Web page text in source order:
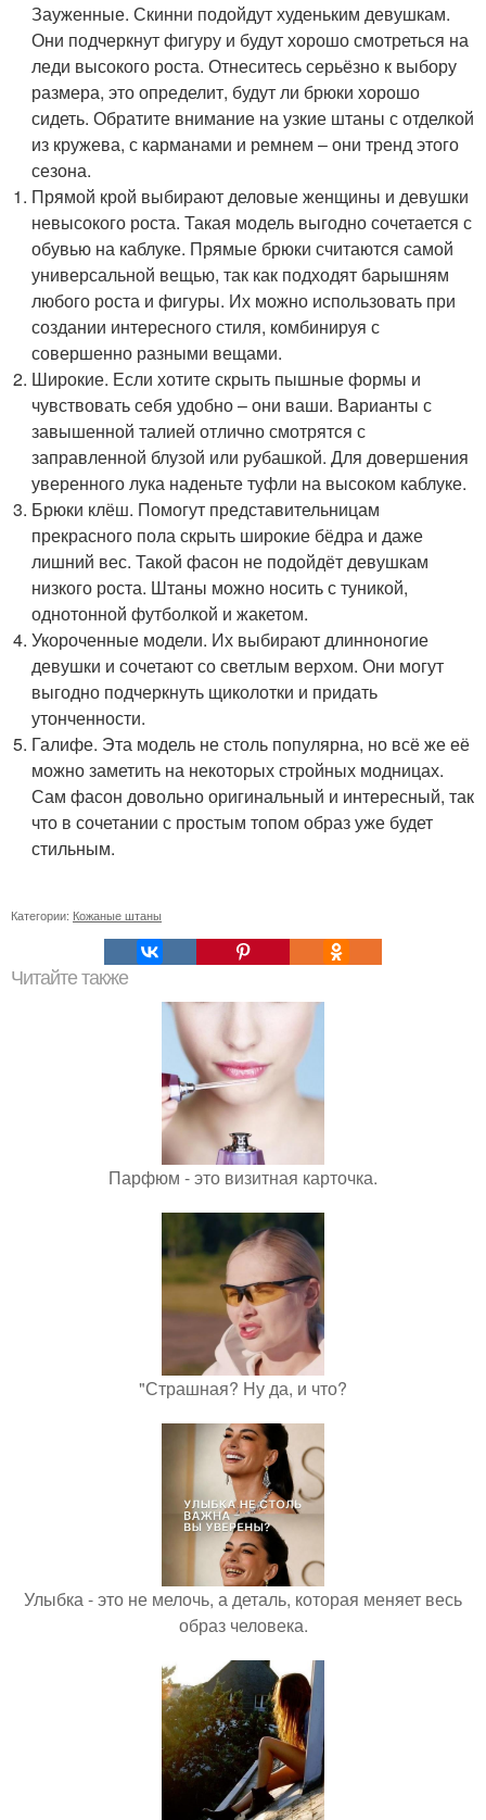
Зауженные. Скинни подойдут худеньким девушкам.
Они подчеркнут фигуру и будут хорошо смотреться на
леди высокого роста. Отнеситесь серьёзно к выбору
размера, это определит, будут ли брюки хорошо
сидеть. Обратите внимание на узкие штаны с отделкой
из кружева, с карманами и ремнем – они тренд этого
сезона.
Прямой крой выбирают деловые женщины и девушки
невысокого роста. Такая модель выгодно сочетается с
обувью на каблуке. Прямые брюки считаются самой
универсальной вещью, так как подходят барышням
любого роста и фигуры. Их можно использовать при
создании интересного стиля, комбинируя с
совершенно разными вещами.
Широкие. Если хотите скрыть пышные формы и
чувствовать себя удобно – они ваши. Варианты с
завышенной талией отлично смотрятся с
заправленной блузой или рубашкой. Для довершения
уверенного лука наденьте туфли на высоком каблуке.
Брюки клёш. Помогут представительницам
прекрасного пола скрыть широкие бёдра и даже
лишний вес. Такой фасон не подойдёт девушкам
низкого роста. Штаны можно носить с туникой,
однотонной футболкой и жакетом.
Укороченные модели. Их выбирают длинноногие
девушки и сочетают со светлым верхом. Они могут
выгодно подчеркнуть щиколотки и придать
утонченности.
Галифе. Эта модель не столь популярна, но всё же её
можно заметить на некоторых стройных модницах.
Сам фасон довольно оригинальный и интересный, так
что в сочетании с простым топом образ уже будет
стильным.
Категории: Кожаные штаны
Читайте также
Парфюм - это визитная карточка.
"Страшная? Ну да, и что?
Улыбка - это не мелочь, а деталь, которая меняет весь
образ человека.